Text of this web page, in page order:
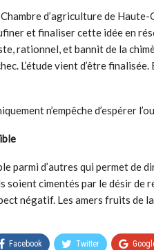
Chambre d’agriculture de
et finaliser cette idée en
rationnel, et bannit de la
L’étude vient d’être
n’empêche d’espérer
parmi d’autres qui permet de
soient cimentés par le désir de
négatif. Les amers fruits de
Facebook Twitter